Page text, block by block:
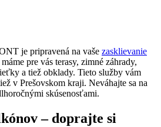
je pripravená na vaše zasklievanie
pre vás terasy, zimné záhrady,
a tiež obklady. Tieto služby vám
v Prešovskom kraji. Neváhajte sa na
skúsenosťami.
– doprajte si